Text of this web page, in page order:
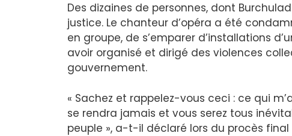
Des dizaines de personnes, dont
justice. Le chanteur d’opéra a été
en groupe, de s’emparer d’installations
avoir organisé et dirigé des violences
gouvernement.
« Sachez et rappelez-vous ceci : ce qui
se rendra jamais et vous serez tous
peuple », a-t-il déclaré lors du procès